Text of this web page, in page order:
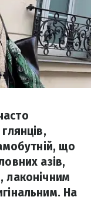
що
азів,
лаконічним
На